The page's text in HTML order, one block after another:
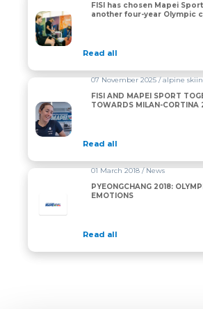
FISI has chosen Mapei
another four-year Olympic
Read all
07 November 2025 / alpine
FISI AND MAPEI SPORT
TOWARDS MILAN-CORTINA
Read all
01 March 2018 / News
PYEONGCHANG 2018: OLYMPIC
EMOTIONS
Read all